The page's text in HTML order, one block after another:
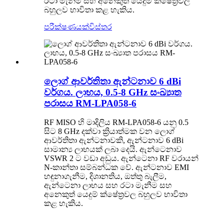
බහුලව භාවිතා කළ හැකිය.
පරීක්ෂණයක්විස්තර
ලොග් ආවර්තිතා ඇන්ටනාව 6 dBi
වර්ගය. ලාභය, 0.5-8 GHz සංඛ්‍යාත
පරාසය RM-LPA058-6
RF MISO හි මාදිලිය RM-LPA058-6 යනු 0.5
සිට 8 GHz දක්වා ක්‍රියාත්මක වන ලොග්
ආවර්තිතා ඇන්ටනාවකි, ඇන්ටනාව 6 dBi
සාමාන්‍ය ලාභයක් ලබා දෙයි. ඇන්ටෙනාව
VSWR 2 ට වඩා අඩුය. ඇන්ටෙනා RF වරායන්
N-කාන්තා සම්බන්ධක වේ. ඇන්ටනාව EMI
හඳුනාගැනීම, දිශානතිය, ඔත්තු බැලීම,
ඇන්ටෙනා ලාභය සහ රටා මැනීම සහ
අනෙකුත් යෙදුම් ක්ෂේත්‍රවල බහුලව භාවිතා
කළ හැකිය.